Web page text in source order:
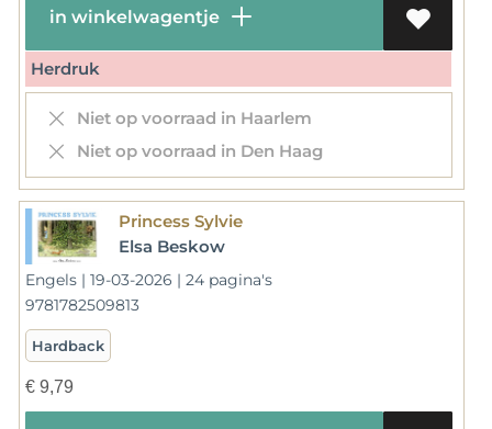
in winkelwagentje
Herdruk
Niet op voorraad in Haarlem
Niet op voorraad in Den Haag
Princess Sylvie
Elsa Beskow
Engels | 19-03-2026 | 24 pagina's
9781782509813
Hardback
€9,79